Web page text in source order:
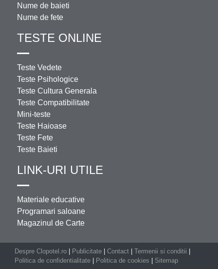
Nume de baieti
Nume de fete
TESTE ONLINE
Teste Vedete
Teste Psihologice
Teste Cultura Generala
Teste Compatibilitate
Mini-teste
Teste Haioase
Teste Fete
Teste Baieti
LINK-URI UTILE
Materiale educative
Programari saloane
Magazinul de Carte
Despre Clopotel.ro Publicitate Contact Termenii si conditii
Politica de confidentialitate
Politica de cookies Sitemap